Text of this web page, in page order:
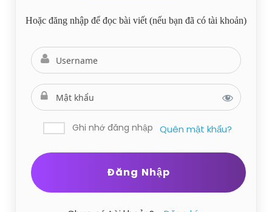
Hoặc đăng nhập để đọc bài viết (nếu bạn đã có tài khoản)
Ghi nhớ đăng nhập Quên mật khẩu?